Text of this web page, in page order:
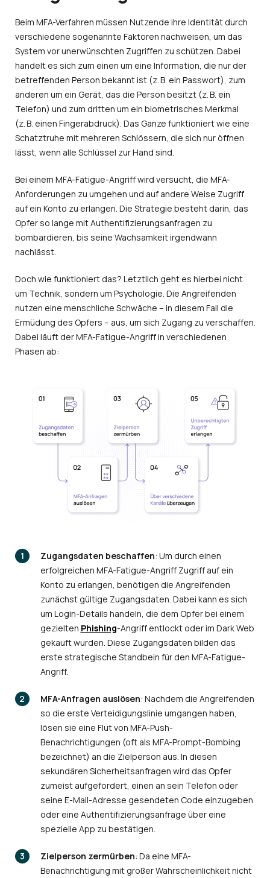
Beim MFA-Verfahren müssen Nutzende ihre Identität durch
verschiedene sogenannte Faktoren nachweisen, um das
System vor unerwünschten Zugriffen zu schützen. Dabei
handelt es sich zum einen um eine Information, die nur der
betreffenden Person bekannt ist (z. B. ein Passwort), zum
anderen um ein Gerät, das die Person besitzt (z. B. ein
Telefon) und zum dritten um ein biometrisches Merkmal
(z. B. einen Fingerabdruck). Das Ganze funktioniert wie eine
Schatztruhe mit mehreren Schlössern, die sich nur öffnen
lässt, wenn alle Schlüssel zur Hand sind.
Bei einem MFA-Fatigue-Angriff wird versucht, die MFA-
Anforderungen zu umgehen und auf andere Weise Zugriff
auf ein Konto zu erlangen. Die Strategie besteht darin, das
Opfer so lange mit Authentifizierungsanfragen zu
bombardieren, bis seine Wachsamkeit irgendwann
nachlässt.
Doch wie funktioniert das? Letztlich geht es hierbei nicht
um Technik, sondern um Psychologie. Die Angreifenden
nutzen eine menschliche Schwäche – in diesem Fall die
Ermüdung des Opfers – aus, um sich Zugang zu verschaffen.
Dabei läuft der MFA-Fatigue-Angriff in verschiedenen
Phasen ab:
Zugangsdaten beschaffen: Um durch einen
erfolgreichen MFA-Fatigue-Angriff Zugriff auf ein
Konto zu erlangen, benötigen die Angreifenden
zunächst gültige Zugangsdaten. Dabei kann es sich
um Login-Details handeln, die dem Opfer bei einem
gezielten Phishing-Angriff entlockt oder im Dark Web
gekauft wurden. Diese Zugangsdaten bilden das
erste strategische Standbein für den MFA-Fatigue-
Angriff.
MFA-Anfragen auslösen: Nachdem die Angreifenden
so die erste Verteidigungslinie umgangen haben,
lösen sie eine Flut von MFA-Push-
Benachrichtigungen (oft als MFA-Prompt-Bombing
bezeichnet) an die Zielperson aus. In diesen
sekundären Sicherheitsanfragen wird das Opfer
zumeist aufgefordert, einen an sein Telefon oder
seine E-Mail-Adresse gesendeten Code einzugeben
oder eine Authentifizierungsanfrage über eine
spezielle App zu bestätigen.
Zielperson zermürben: Da eine MFA-
Benachrichtigung mit großer Wahrscheinlichkeit nicht